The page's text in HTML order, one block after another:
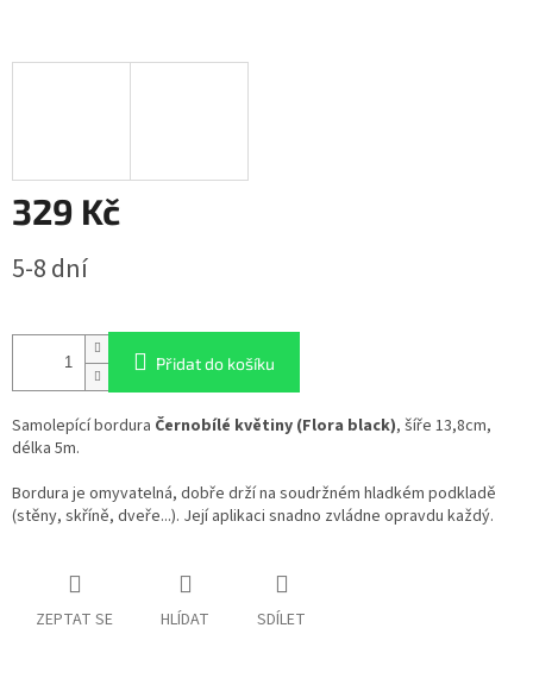
329 Kč
cena:
5-8 dní
Přidat do košíku
Samolepící bordura Černobílé květiny (Flora black), šíře 13,8cm,
délka 5m.
Bordura je omyvatelná, dobře drží na soudržném hladkém podkladě
(stěny, skříně, dveře...). Její aplikaci snadno zvládne opravdu každý.
ZEPTAT SE HLÍDAT SDÍLET